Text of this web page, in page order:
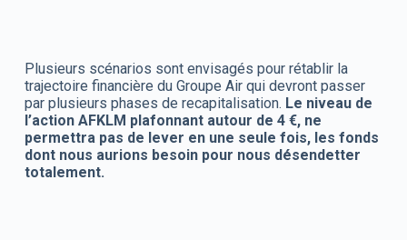
Plusieurs scénarios sont envisagés pour rétablir la
trajectoire financière du Groupe Air qui devront passer
par plusieurs phases de recapitalisation. Le niveau de
l’action AFKLM plafonnant autour de 4 €, ne
permettra pas de lever en une seule fois, les fonds
dont nous aurions besoin pour nous désendetter
totalement.